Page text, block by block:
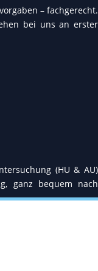
– fachgerecht.
bei uns an erster
(HU & AU)
ganz bequem nach